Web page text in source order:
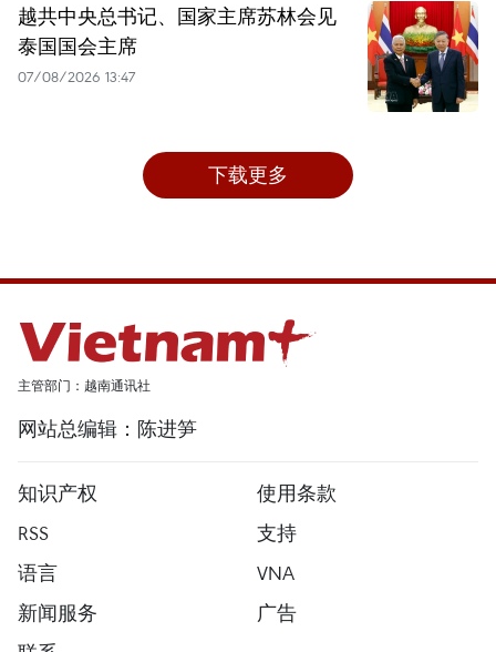
越共中央总书记、国家主席苏林会见
泰国国会主席
07/08/2026 13:47
下载更多
主管部门：越南通讯社
网站总编辑：陈进笋
知识产权
使用条款
RSS
支持
语言
VNA
新闻服务
广告